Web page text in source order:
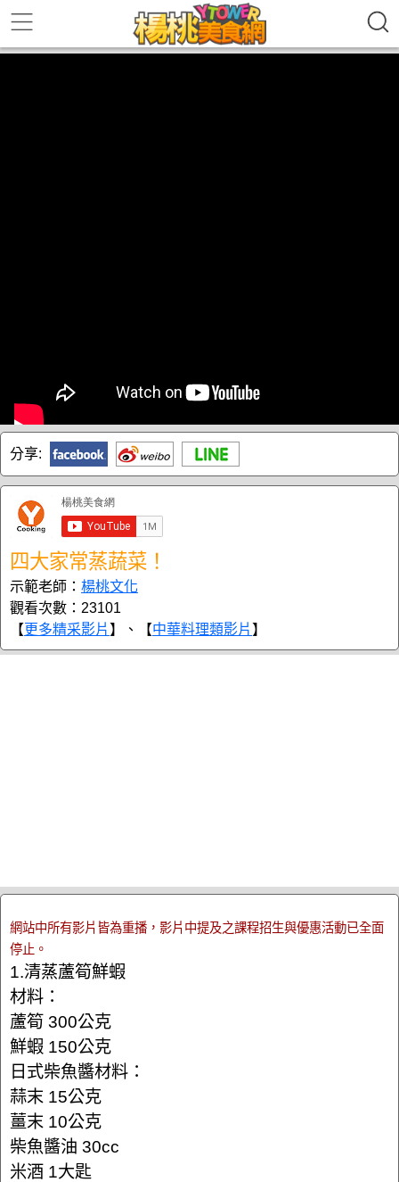
分享:
四大家常蒸蔬菜！
示範老師： 楊桃文化
觀看次數：23101
【更多精采影片 】、【中華料理類影片 】
網站中所有影片皆為重播，影片中提及之課程招生與優惠活動已全面
停止。
1.清蒸蘆筍鮮蝦
材料：
蘆筍 300公克
鮮蝦 150公克
日式柴魚醬材料：
蒜末 15公克
薑末 10公克
柴魚醬油 30cc
米酒 1大匙